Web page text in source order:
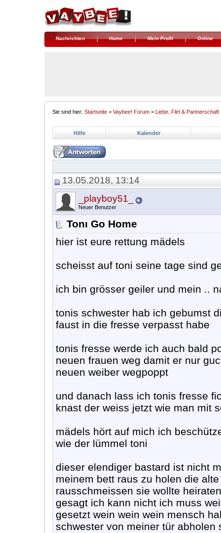
Nachrichten Home Mein Profil Online
Sie sind hier: Startseite > Vaybee! Forum > Liebe, Flirt & Partnerschaft
Hilfe Kalender
13.05.2018, 13:14
_playboy51_
Neuer Benutzer
Tonı Go Home
hier ist eure rettung mädels
scheisst auf toni seine tage sind
ich bin grösser geiler und mein ..
tonis schwester hab ich gebumst
faust in die fresse verpasst habe
tonis fresse werde ich auch bald
neuen frauen weg damit er nur
neuen weiber wegpoppt
und danach lass ich tonis fresse
knast der weiss jetzt wie man mit
mädels hört auf mich ich
wie der lümmel toni
dieser elendiger bastard ist nicht
meinem bett raus zu holen die
rausschmeissen sie wollte
gesagt ich kann nicht ich muss
gesetzt wein wein wein mensch
schwester von meiner tür